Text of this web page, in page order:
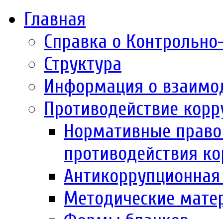
Главная
Справка о
Структура
Информация о
Противодействие
Нормативные
противодействия
Антикоррупционная
Методические